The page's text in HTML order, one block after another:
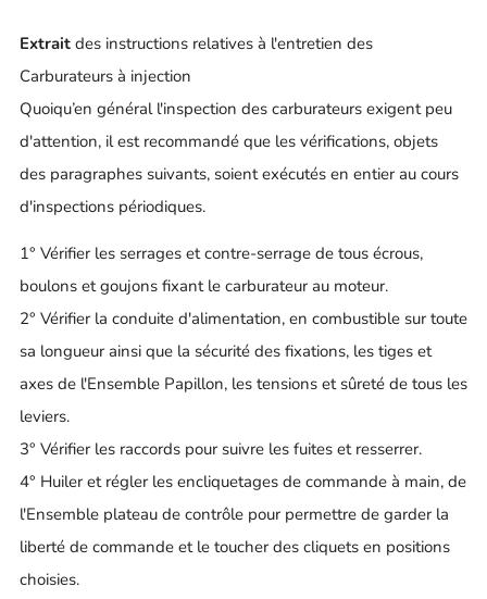
Extrait des instructions relatives à l'entretien des
Carburateurs à injection
Quoiqu’en général l'inspection des carburateurs exigent peu
d'attention, il est recommandé que les vérifications, objets
des paragraphes suivants, soient exécutés en entier au cours
d'inspections périodiques.
1° Vérifier les serrages et contre-serrage de tous écrous,
boulons et goujons fixant le carburateur au moteur.
2° Vérifier la conduite d'alimentation, en combustible sur toute
sa longueur ainsi que la sécurité des fixations, les tiges et
axes de l'Ensemble Papillon, les tensions et sûreté de tous les
leviers.
3° Vérifier les raccords pour suivre les fuites et resserrer.
4° Huiler et régler les encliquetages de commande à main, de
l'Ensemble plateau de contrôle pour permettre de garder la
liberté de commande et le toucher des cliquets en positions
choisies.